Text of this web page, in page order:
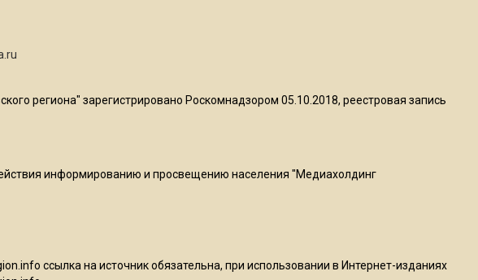
Роман Терюшков назвал
региона" зарегистрировано Роскомнадзором 05.10.2018, реестровая запись
информированию и просвещению населения "Медиахолдинг
ссылка на источник обязательна, при использовании в Интернет-изданиях